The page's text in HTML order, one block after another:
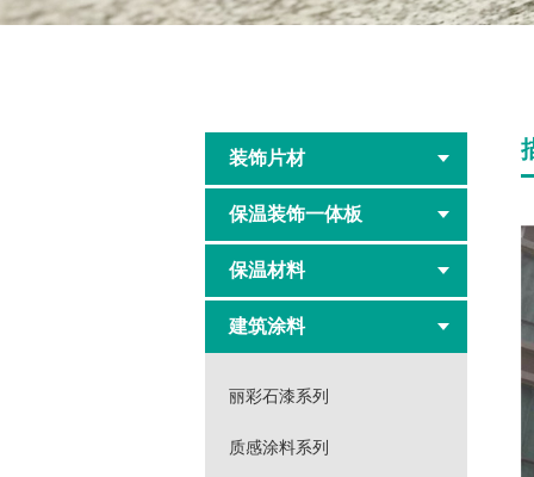
装饰片材
保温装饰一体板
保温材料
建筑涂料
丽彩石漆系列
质感涂料系列